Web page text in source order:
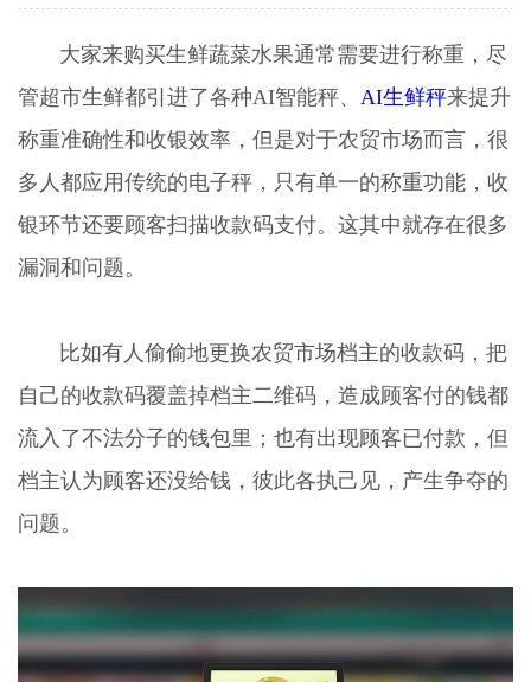
大家来购买生鲜蔬菜水果通常需要进行称重，尽
管超市生鲜都引进了各种AI智能秤、 AI生鲜秤来提升
称重准确性和收银效率，但是对于农贸市场而言，很
多人都应用传统的电子秤，只有单一的称重功能，收
银环节还要顾客扫描收款码支付。这其中就存在很多
漏洞和问题。
比如有人偷偷地更换农贸市场档主的收款码，把
自己的收款码覆盖掉档主二维码，造成顾客付的钱都
流入了不法分子的钱包里；也有出现顾客已付款，但
档主认为顾客还没给钱，彼此各执己见，产生争夺的
问题。